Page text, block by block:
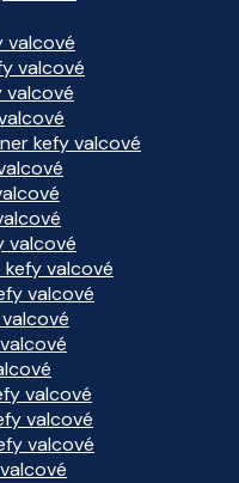
valcové
valcové
valcové
kefy valcové
valcové
valcové
valcové
valcové
valcové
valcové